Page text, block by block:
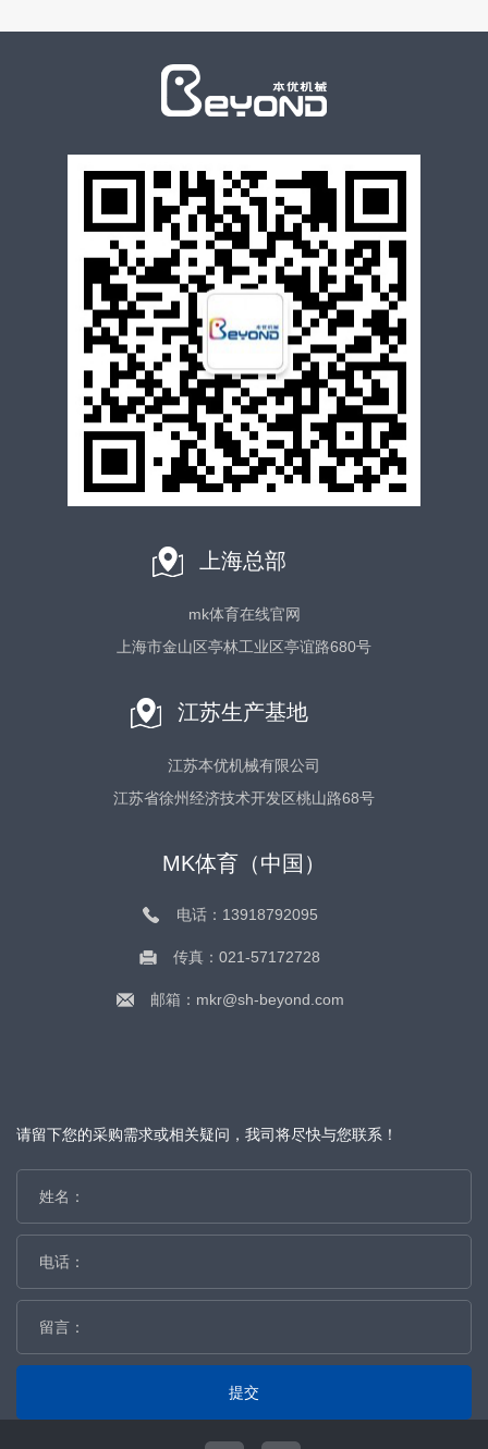
上海总部
mk体育在线官网
上海市金山区亭林工业区亭谊路680号
江苏生产基地
江苏本优机械有限公司
江苏省徐州经济技术开发区桃山路68号
MK体育（中国）
电话：13918792095
传真：021-57172728
邮箱：mkr@sh-beyond.com
请留下您的采购需求或相关疑问，我司将尽快与您联系！
提交